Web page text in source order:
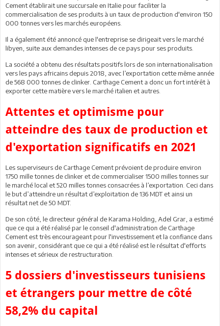
Cement établirait une succursale en Italie pour faciliter la
commercialisation de ses produits à un taux de production d'environ 150
000 tonnes vers les marchés européens.
Il a également été annoncé que l'entreprise se dirigeait vers le marché
libyen, suite aux demandes intenses de ce pays pour ses produits.
La société a obtenu des résultats positifs lors de son internationalisation
vers les pays africains depuis 2018, avec l’exportation cette même année
de 568 000 tonnes de clinker. Carthage Cement a donc un fort intérêt à
exporter cette matière vers le marché italien et autres.
Attentes et optimisme pour
atteindre des taux de production et
d'exportation significatifs en 2021
Les superviseurs de Carthage Cement prévoient de produire environ
1750 mille tonnes de clinker et de commercialiser 1500 milles tonnes sur
le marché local et 520 milles tonnes consacrées à l’exportation. Ceci dans
le but d’atteindre un résultat d’exploitation de 136 MDT et ainsi un
résultat net de 50 MDT.
De son côté, le directeur général de Karama Holding, Adel Grar, a estimé
que ce qui a été réalisé par le conseil d'administration de Carthage
Cement est très encourageant pour l'investissement et la confiance dans
son avenir, considérant que ce qui a été réalisé est le résultat d'efforts
intenses et sérieux de restructuration.
5 dossiers d'investisseurs tunisiens
et étrangers pour mettre de côté
58,2% du capital